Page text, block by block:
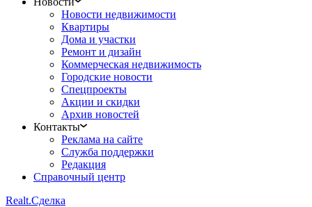
Новости недвижимости
Квартиры
Дома и участки
Ремонт и дизайн
Коммерческая недвижимость
Городские новости
Спецпроекты
Акции и скидки
Архив новостей
Контакты
Реклама на сайте
Служба поддержки
Редакция
Справочный центр
Realt.Сделка